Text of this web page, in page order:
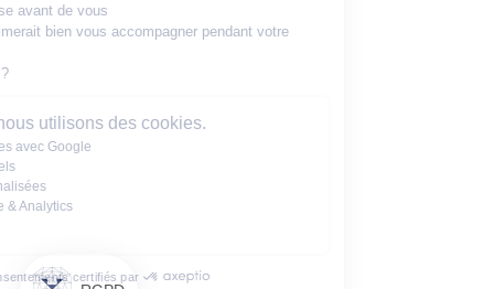
ce site vous intéresse avant de vous
déranger, mais on aimerait bien vous accompagner pendant votre
Voici pourquoi nous utilisons des cookies.
Partage de données avec Google
Annonces personnalisées
Mesure d'audience & Analytics
Consentements certifiés par